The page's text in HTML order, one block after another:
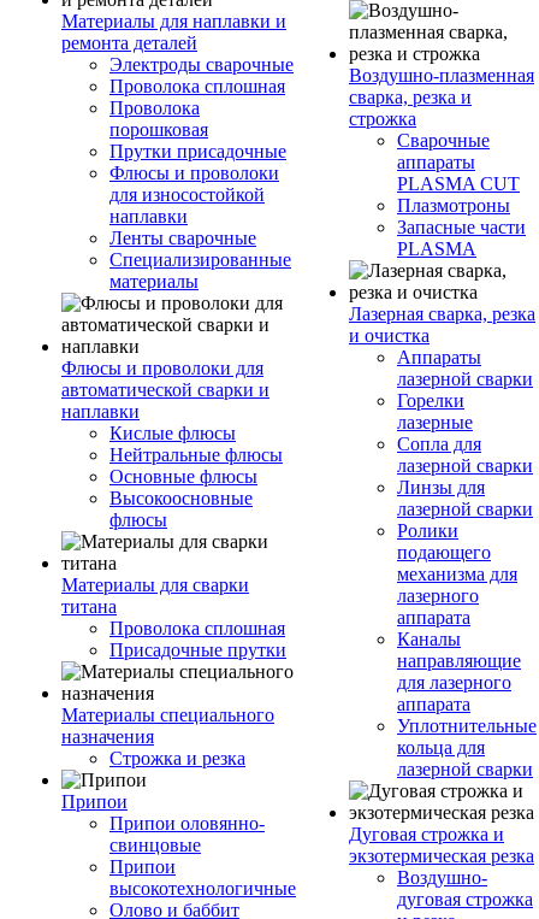
Материалы для наплавки и
ремонта деталей
Электроды сварочные
Проволока сплошная
Проволока
порошковая
Прутки присадочные
Флюсы и проволоки
для износостойкой
наплавки
Ленты сварочные
Специализированные
материалы
Флюсы и проволоки для
автоматической сварки и
наплавки
Кислые флюсы
Нейтральные флюсы
Основные флюсы
Высокоосновные
флюсы
Материалы для сварки
титана
Проволока сплошная
Присадочные прутки
Материалы специального
назначения
Строжка и резка
Припои
Припои оловянно-
свинцовые
Припои
высокотехнологичные
Олово и баббит
Воздушно-плазменная
сварка, резка и
строжка
Сварочные
аппараты
PLASMA CUT
Плазмотроны
Запасные части
PLASMA
Лазерная сварка, резка
и очистка
Аппараты
лазерной сварки
Горелки
лазерные
Сопла для
лазерной сварки
Линзы для
лазерной сварки
Ролики
подающего
механизма для
лазерного
аппарата
Каналы
направляющие
для лазерного
аппарата
Уплотнительные
кольца для
лазерной сварки
Дуговая строжка и
экзотермическая резка
Воздушно-
дуговая строжка